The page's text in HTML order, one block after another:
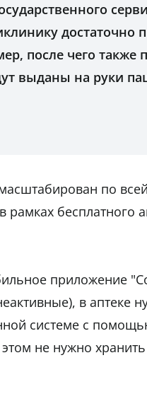
достаточно
после чего также
выданы на руки
по
бесплатного
приложение
в аптеке
системе с
этом не нужно